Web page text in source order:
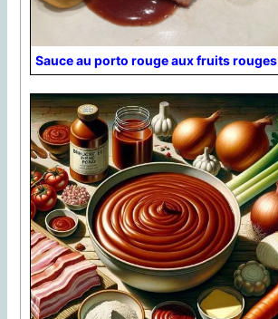
Sauce au porto rouge aux fruits rouges